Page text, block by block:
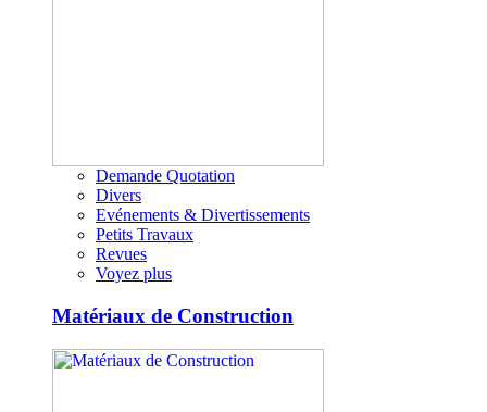
Demande Quotation
Divers
Evénements & Divertissements
Petits Travaux
Revues
Voyez plus
Matériaux de Construction